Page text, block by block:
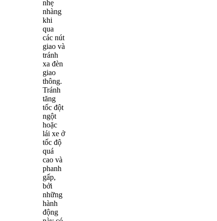
nhẹ
nhàng
khi
qua
các nút
giao và
tránh
xa đèn
giao
thông.
Tránh
tăng
tốc đột
ngột
hoặc
lái xe ở
tốc độ
quá
cao và
phanh
gấp,
bởi
những
hành
động